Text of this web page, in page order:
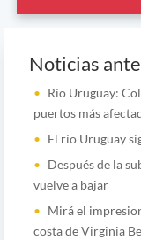
Noticias
Río Uruguay:
puertos más
El río Uruguay
Después de la
vuelve a bajar
Mirá el
costa de Virginia